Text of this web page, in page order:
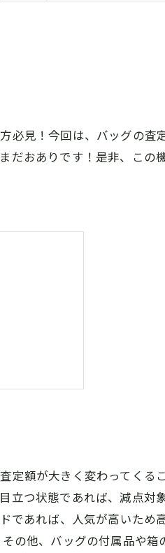
必見！今回は、バッグの査
だおありです！是非、この
ともある
定額が大きく変わってくる
立つ状態であれば、減点対
であれば、人気が高いため
の他、バッグの付属品や箱